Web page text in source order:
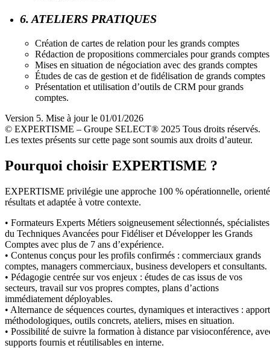
6. ATELIERS PRATIQUES
Création de cartes de relation pour les grands comptes
Rédaction de propositions commerciales pour grands comptes
Mises en situation de négociation avec des grands comptes
Études de cas de gestion et de fidélisation de grands comptes
Présentation et utilisation d’outils de CRM pour grands
comptes.
Version 5. Mise à jour le 01/01/2026
© EXPERTISME – Groupe SELECT® 2025 Tous droits réservés.
Les textes présents sur cette page sont soumis aux droits d’auteur.
Pourquoi choisir EXPERTISME ?
EXPERTISME privilégie une approche 100 % opérationnelle,
résultats et adaptée à votre contexte.
• Formateurs Experts Métiers soigneusement sélectionnés, spécialistes
du Techniques Avancées pour Fidéliser et Développer les Grands
Comptes avec plus de 7 ans d’expérience.
• Contenus conçus pour les profils confirmés : commerciaux grands
comptes, managers commerciaux, business developers et consultants.
• Pédagogie centrée sur vos enjeux : études de cas issus de vos
secteurs, travail sur vos propres comptes, plans d’actions
immédiatement déployables.
• Alternance de séquences courtes, dynamiques et interactives :
méthodologiques, outils concrets, ateliers, mises en situation.
• Possibilité de suivre la formation à distance par visioconférence,
supports fournis et réutilisables en interne.